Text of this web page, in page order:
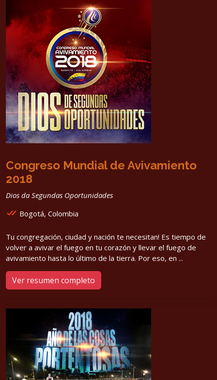
Congreso Mundial de Avivamiento
2018
Dios da Segundas Oportunidades
Bogotá, Colombia
Tu congregación, ciudad y nación te necesitan! Es tiempo de
volver a avivar el fuego en tu corazón y llevar el fuego de
avivamiento hasta lo último de la tierra. Por eso, en ...
Ver resumen completo